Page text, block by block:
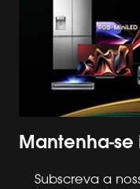
Mantenha-
Subscreva a